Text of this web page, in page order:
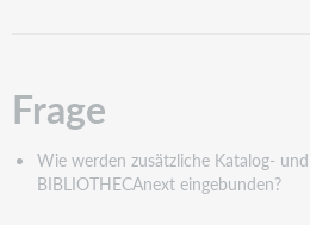
Frage
Wie werden zusätzliche Katalog-
BIBLIOTHECAnext eingebunden?